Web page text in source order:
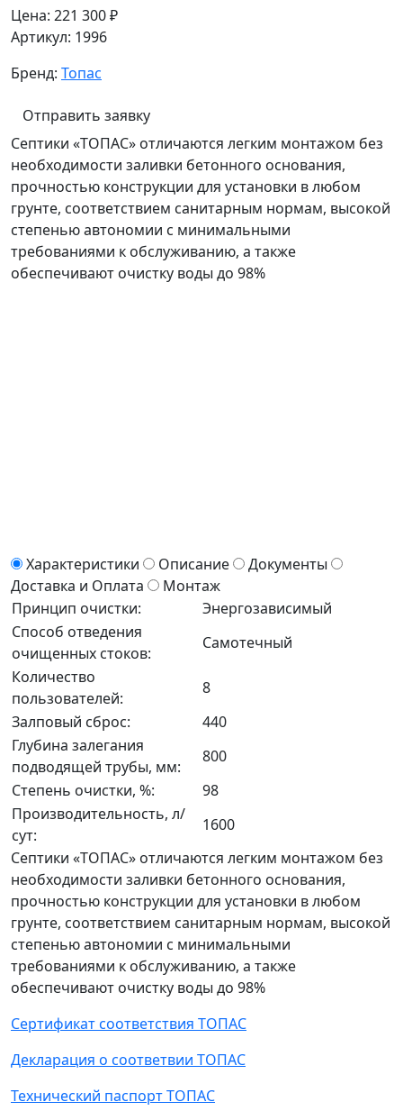
Цена: 221 300 ₽
Артикул: 1996
Бренд: Топас
Отправить заявку
Септики «ТОПАС» отличаются легким монтажом без
необходимости заливки бетонного основания,
прочностью конструкции для установки в любом
грунте, соответствием санитарным нормам, высокой
степенью автономии с минимальными
требованиями к обслуживанию, а также
обеспечивают очистку воды до 98%
Характеристики Описание
Документы
Доставка и Оплата
Монтаж
Принцип очистки:
Энергозависимый
Способ отведения
очищенных стоков:
Самотечный
Количество
пользователей:
8
Залповый сброс:
440
Глубина залегания
подводящей трубы, мм:
800
Степень очистки, %:
98
Производительность, л/
сут:
1600
Септики «ТОПАС» отличаются легким монтажом без
необходимости заливки бетонного основания,
прочностью конструкции для установки в любом
грунте, соответствием санитарным нормам, высокой
степенью автономии с минимальными
требованиями к обслуживанию, а также
обеспечивают очистку воды до 98%
Сертификат соответствия ТОПАС
Декларация о соответвии ТОПАС
Технический паспорт ТОПАС